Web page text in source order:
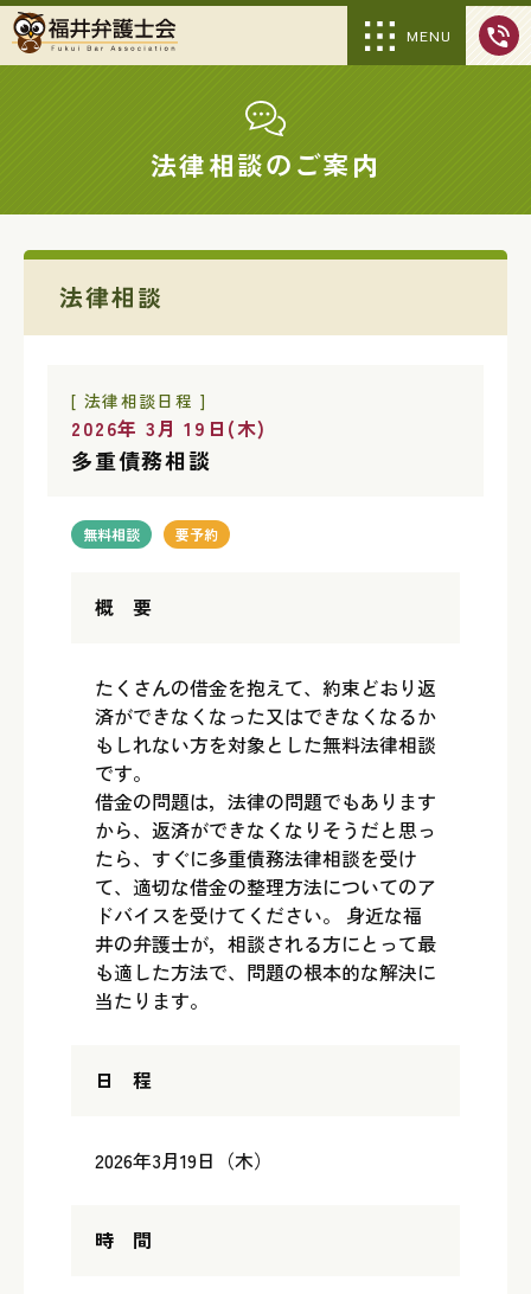
MENU
法律相談のご案内
法律相談
[ 法律相談日程 ]
2026年 3月 19日(木)
多重債務相談
無料相談 要予約
概 要
たくさんの借金を抱えて、約束どおり返
済ができなくなった又はできなくなるか
もしれない方を対象とした無料法律相談
です。
借金の問題は，法律の問題でもあります
から、返済ができなくなりそうだと思っ
たら、すぐに多重債務法律相談を受け
て、適切な借金の整理方法についてのア
ドバイスを受けてください。 身近な福
井の弁護士が，相談される方にとって最
も適した方法で、問題の根本的な解決に
当たります。
日 程
2026年3月19日（木）
時 間